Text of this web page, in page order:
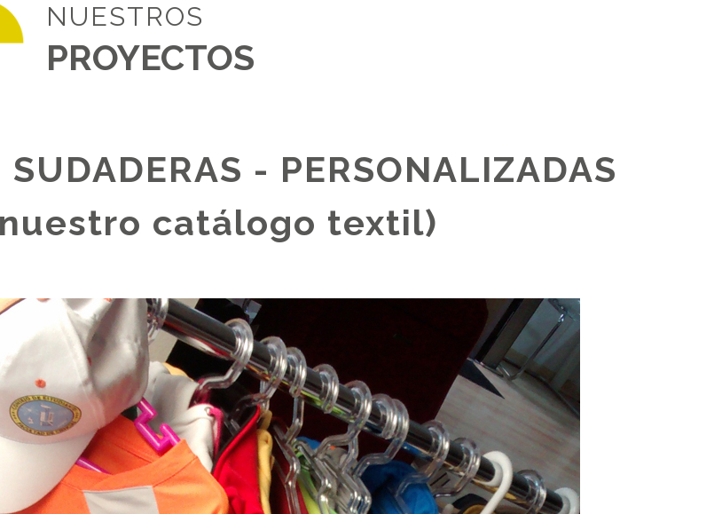
NUESTROS
PROYECTOS
- PERSONALIZADAS
catálogo textil)